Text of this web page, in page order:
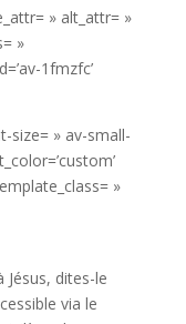
» alt_attr= »
»
1fmzfc’
size= » av-small-
»
dites-le
via le